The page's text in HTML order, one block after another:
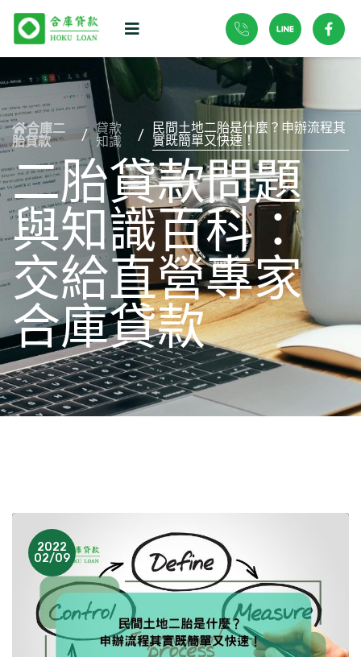
合庫二
胎貸款
/ 貸款
知識
/
民間土地二胎是什麼？申辦流程其
實既簡單又快速！
二胎貸款問題
與知識百科：
交給直營專家
合庫貸款
2022
02/09